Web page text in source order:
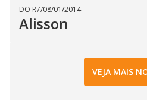
DO R7/08/01/2014
Alisson
VEJA MAIS